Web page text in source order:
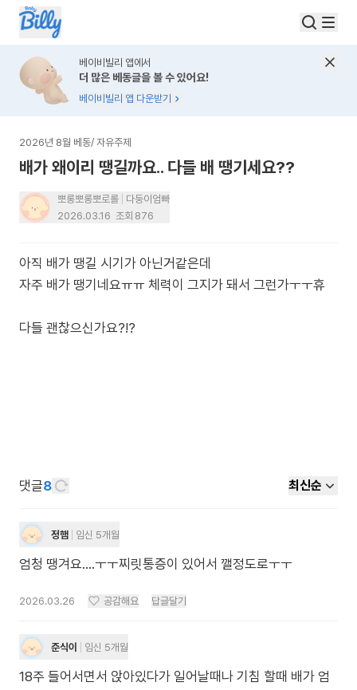
베이비빌리 앱에서
더 많은 베동글을 볼 수 있어요!
베이비빌리 앱 다운받기
2026년 8월 베동/ 자유주제
배가 왜이리 땡길까요.. 다들 배 땡기세요??
뽀롱뽀롱뽀로롤
다둥이엄빠
2026.03.16 조회 876
아직 배가 땡길 시기가 아닌거같은데
자주 배가 땡기네요ㅠㅠ 체력이 그지가 돼서 그런가ㅜㅜ휴
다들 괜찮으신가요?!?
댓글8 최신순
정햄 임신 5개월
엄청 땡겨요....ㅜㅜ찌릿통증이 있어서 깰정도로ㅜㅜ
2026.03.26 공감해요 답글달기
준식이 임신 5개월
18주 들어서면서 앉아있다가 일어날때나 기침 할때 배가 엄